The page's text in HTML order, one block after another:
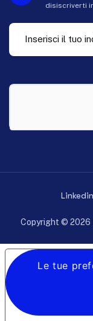
disiscriverti
Linkedin
Copyright © 2026
Le tue